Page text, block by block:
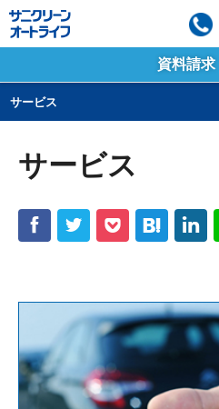
サービス
サービス
f t p h l
資料請求